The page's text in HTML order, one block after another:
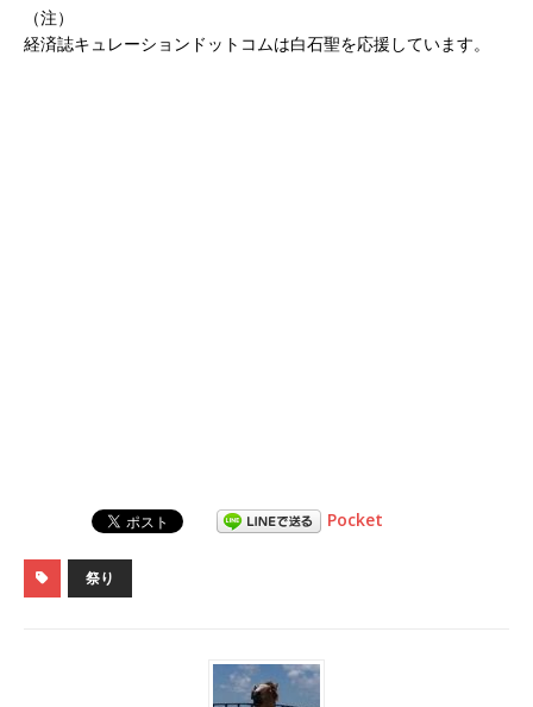
（注）
経済誌キュレーションドットコムは白石聖を応援しています。
Pocket
祭り